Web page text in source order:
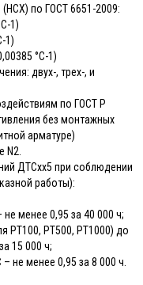
(НСХ) по ГОСТ 6651-2009:
1)
1)
°С-1)
двух-, трех-, и
по ГОСТ Р
без монтажных
арматуре)
N2.
ДТСхх5 при соблюдении
работы):
менее 0,95 за 40 000 ч;
РТ100, РТ500, РТ1000) до
15 000 ч;
не менее 0,95 за 8 000 ч.